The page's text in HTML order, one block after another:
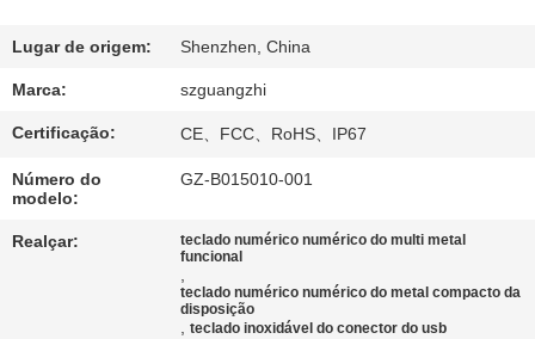
QUALIDADE
CONTACTE-
NOS
PEÇA
Lugar de origem: Shenzhen, China
Marca: szguangzhi
Certificação: CE、FCC、RoHS、IP67
Número do
modelo:
GZ-B015010-001
Realçar:
teclado numérico numérico do multi metal
funcional
,
teclado numérico numérico do metal compacto da
disposição
,teclado inoxidável do conector do usb